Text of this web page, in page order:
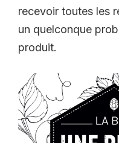
recevoir toutes les
un quelconque
produit.